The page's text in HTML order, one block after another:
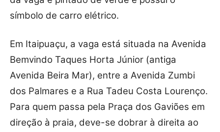
símbolo de carro elétrico.
Em Itaipuaçu, a vaga está situada na Avenida
Bemvindo Taques Horta Júnior (antiga
Avenida Beira Mar), entre a Avenida Zumbi
dos Palmares e a Rua Tadeu Costa Lourenço.
Para quem passa pela Praça dos Gaviões em
direção à praia, deve-se dobrar à direita ao